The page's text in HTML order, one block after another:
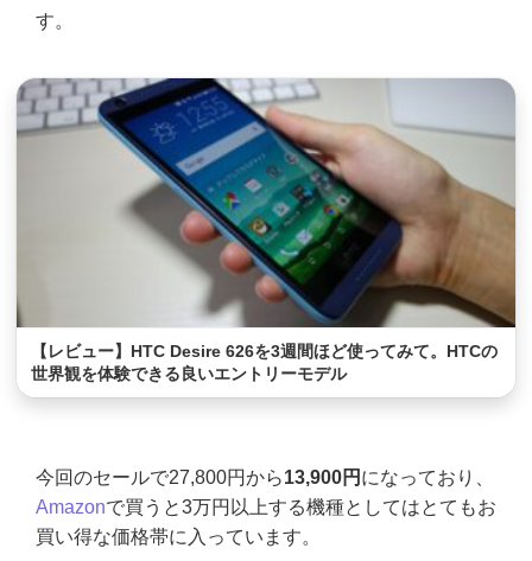
す。
【レビュー】HTC Desire 626を3週間ほど使ってみて。HTCの
世界観を体験できる良いエントリーモデル
今回のセールで27,800円から13,900円 になっており、
Amazonで買うと3万円以上する機種としてはとてもお
買い得な価格帯に入っています。